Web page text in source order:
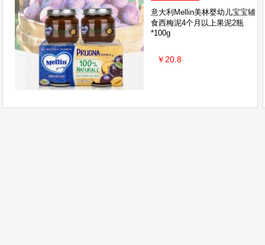
意大利Mellin美林婴幼儿宝宝辅
食西梅泥4个月以上果泥2瓶
*100g
￥20.8